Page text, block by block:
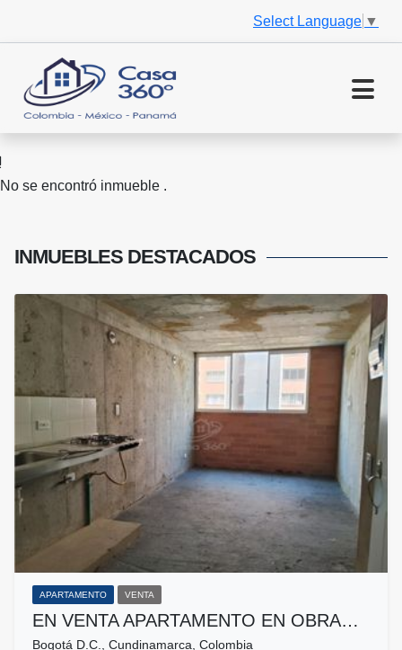
Select Language ▼
No se encontró inmueble .
INMUEBLES DESTACADOS
APARTAMENTO VENTA
EN VENTA APARTAMENTO EN OBRA…
Bogotá D.C., Cundinamarca, Colombia